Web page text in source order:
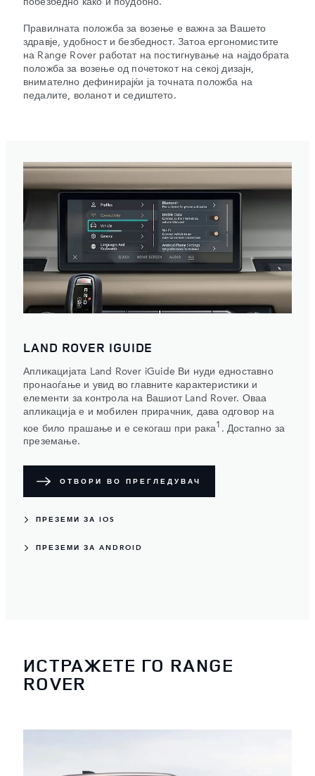
побезбедно како и поудобно.
Правилната положба за возење е важна за Вашето
здравје, удобност и безбедност. Затоа ергономистите
на Range Rover работат на постигнување на најдобрата
положба за возење од почетокот на секој дизајн,
внимателно дефинирајќи ја точната положба на
педалите, воланот и седиштето.
LAND ROVER IGUIDE
Апликацијата Land Rover iGuide Ви нуди едноставно
пронаоѓање и увид во главните карактеристики и
елементи за контрола на Вашиот Land Rover. Оваа
апликација е и мобилен прирачник, дава одговор на
кое било прашање и е секогаш при рака1 . Достапно за
преземање.
ОТВОРИ ВО ПРЕГЛЕДУВАЧ
ПРЕЗЕМИ ЗА IOS
ПРЕЗЕМИ ЗА ANDROID
ИСТРАЖЕТЕ ГО RANGE
ROVER